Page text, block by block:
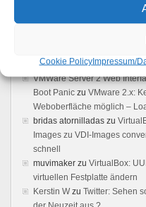
Cookie PolicyImpressum/
Vmware server: Browser
Loading ..
VMWare Server 2 Web
Boot Panic zu VMware 2.x:
Weboberfläche möglich –
bridas atornilladas zu
Images zu VDI-Images
schnell
muvimaker zu VirtualBox:
virtuellen Festplatte ändern
Kerstin Wzu Twitter: Sehen